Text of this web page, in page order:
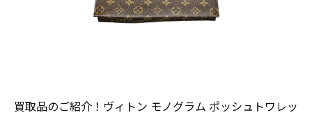
買取品のご紹介！ヴィトン モノグラム ポッシュトワレッ